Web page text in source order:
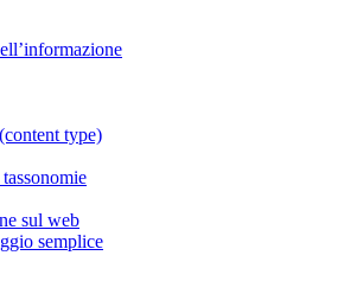
type)
sul web
semplice